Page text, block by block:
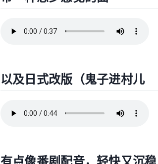
以及日式改版（鬼子进村儿